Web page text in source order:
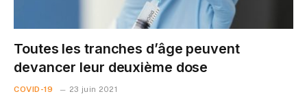
Toutes les tranches d’âge peuvent
devancer leur deuxième dose
COVID-19 23 juin 2021